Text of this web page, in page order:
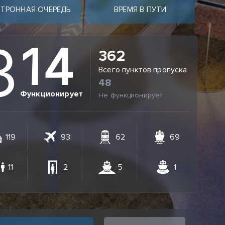
ОЧЕРЕДЬ ВРЕМЯ В ПУТИ
14
Функционирует
362
Всего пунктов пропуска
48
Не функционирует
119 93 62 69
11 2 5 1